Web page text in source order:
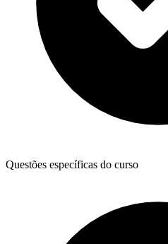
Questões específicas do curso